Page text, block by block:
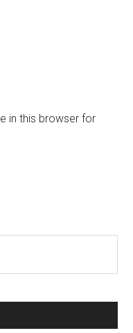
in this browser for